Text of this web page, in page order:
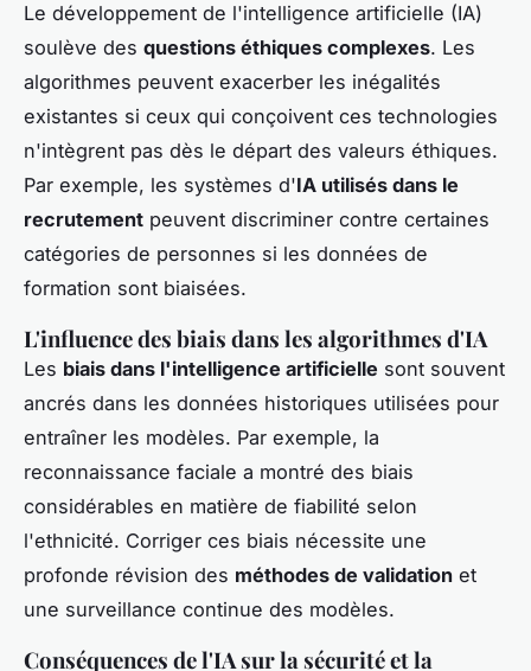
Le développement de l'intelligence artificielle (IA)
soulève des questions éthiques complexes. Les
algorithmes peuvent exacerber les inégalités
existantes si ceux qui conçoivent ces technologies
n'intègrent pas dès le départ des valeurs éthiques.
Par exemple, les systèmes d'IA utilisés dans le
recrutement peuvent discriminer contre certaines
catégories de personnes si les données de
formation sont biaisées.
L'influence des biais dans les algorithmes d'IA
Les biais dans l'intelligence artificielle sont souvent
ancrés dans les données historiques utilisées pour
entraîner les modèles. Par exemple, la
reconnaissance faciale a montré des biais
considérables en matière de fiabilité selon
l'ethnicité. Corriger ces biais nécessite une
profonde révision des méthodes de validation et
une surveillance continue des modèles.
Conséquences de l'IA sur la sécurité et la